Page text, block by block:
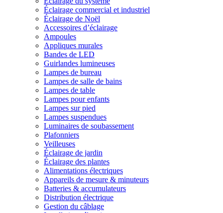
Éclairage commercial et industriel
Éclairage de Noël
Accessoires d’éclairage
Ampoules
Appliques murales
Bandes de LED
Guirlandes lumineuses
Lampes de bureau
Lampes de salle de bains
Lampes de table
Lampes pour enfants
Lampes sur pied
Lampes suspendues
Luminaires de soubassement
Plafonniers
Veilleuses
Éclairage de jardin
Éclairage des plantes
Alimentations électriques
Appareils de mesure & minuteurs
Batteries & accumulateurs
Distribution électrique
Gestion du câblage